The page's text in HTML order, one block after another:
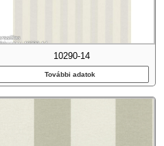
10290-14
További adatok